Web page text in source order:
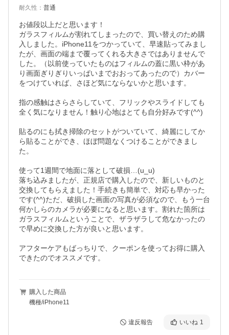
耐久性 ： 普通
お値段以上だと思います！
ガラスフィルムが割れてしまったので、買い替えのため購
入しました。iPhone11をつかっていて、早速貼ってみまし
たが、画面の端まで覆ってくれる大きさではありませんで
した。（以前使っていたものはフィルムの蓋に黒い枠があ
り画面ぎりぎりいっぱいまでおおってあったので）カバー
をつけていれば、さほど気にならないかと思います。
指の感触はさらさらしていて、フリックやスライドしても
全く気になりません！触り心地はとても自分好みです(^^)
貼るのにも拭き掃除のセットがついていて、綺麗にしてか
ら貼ることができ、ほぼ問題なくつけることができまし
た。
使って1週間で地面に落として破損…(u_u)
落ち込みましたが、正規店で購入したので、新しいものと
交換してもらえました！手続きも簡単で、対応も早かった
です(^^)ただ、破損した画面の写真が必須なので、もう一台
何かしらのカメラが必要になると思います。割れた箇所は
ガラスフィルムということで、ザラザラして危なかったの
で早めに交換した方が良いと思います。
アフターケアもばっちりで、クーポンを使ってお得に購入
できたのでオススメです。
購入した商品
機種/iPhone11
違反報告 いいね 1